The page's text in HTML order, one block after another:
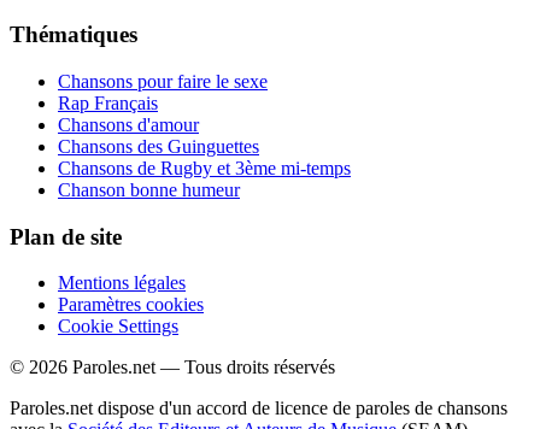
Thématiques
Chansons pour faire le sexe
Rap Français
Chansons d'amour
Chansons des Guinguettes
Chansons de Rugby et 3ème mi-temps
Chanson bonne humeur
Plan de site
Mentions légales
Paramètres cookies
Cookie Settings
© 2026 Paroles.net — Tous droits réservés
Paroles.net dispose d'un accord de licence de paroles de chansons